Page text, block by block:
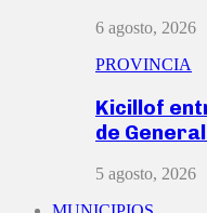
6 agosto, 2026
PROVINCIA
Kicillof
de
5 agosto, 2026